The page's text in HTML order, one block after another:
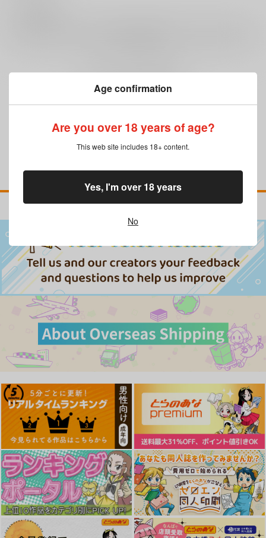
Age confirmation
Are you over 18 years of age?
This web site includes 18+ content.
No
Yes, I'm over 18 years